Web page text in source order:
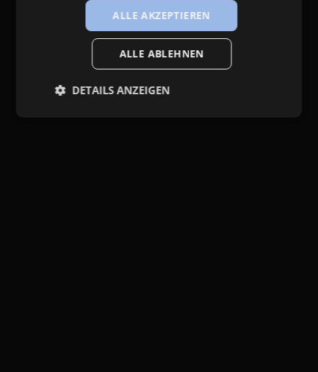
ALLE AKZEPTIEREN
ALLE ABLEHNEN
DETAILS ANZEIGEN